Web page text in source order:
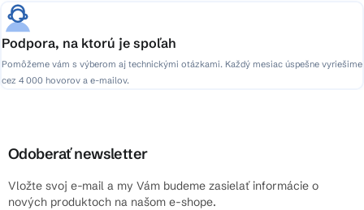
Podpora, na ktorú je spoľah
Pomôžeme vám s výberom aj technickými otázkami. Každý mesiac úspešne vyriešime
cez 4 000 hovorov a e-mailov.
Odoberať newsletter
Vložte svoj e-mail a my Vám budeme zasielať informácie o
nových produktoch na našom e-shope.